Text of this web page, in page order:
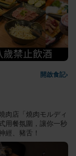
開啟食記›
肉店「燒肉モルディ
用餐氛圍，讓你一秒
經、豬舌！